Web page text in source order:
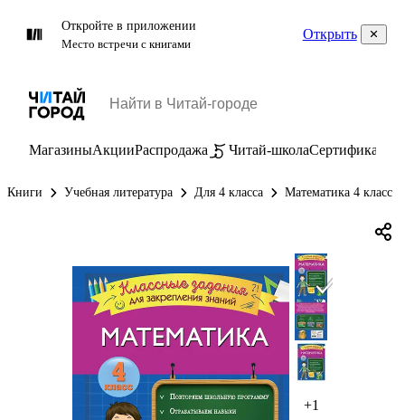
Откройте в приложении
Место встречи с книгами
Открыть
МагазиныАкцииРаспродажа Читай-школаСертификаты
Книги Учебная литература Для 4 класса Математика 4 класс
+1